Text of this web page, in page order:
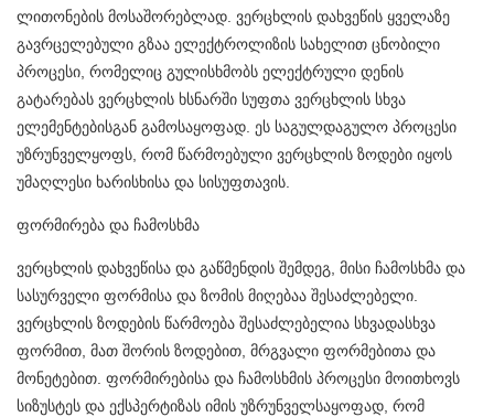
ლითონების მოსაშორებლად. ვერცხლის დახვეწის ყველაზე
გავრცელებული გზაა ელექტროლიზის სახელით ცნობილი
პროცესი, რომელიც გულისხმობს ელექტრული დენის
გატარებას ვერცხლის ხსნარში სუფთა ვერცხლის სხვა
ელემენტებისგან გამოსაყოფად. ეს საგულდაგულო ​​პროცესი
უზრუნველყოფს, რომ წარმოებული ვერცხლის ზოდები იყოს
უმაღლესი ხარისხისა და სისუფთავის.
ფორმირება და ჩამოსხმა
ვერცხლის დახვეწისა და გაწმენდის შემდეგ, მისი ჩამოსხმა და
სასურველი ფორმისა და ზომის მიღებაა შესაძლებელი.
ვერცხლის ზოდების წარმოება შესაძლებელია სხვადასხვა
ფორმით, მათ შორის ზოდებით, მრგვალი ფორმებითა და
მონეტებით. ფორმირებისა და ჩამოსხმის პროცესი მოითხოვს
სიზუსტეს და ექსპერტიზას იმის უზრუნველსაყოფად, რომ